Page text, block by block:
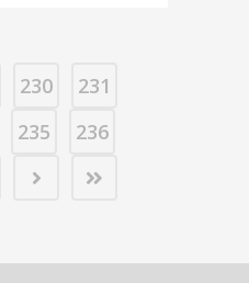
230
231
235
236